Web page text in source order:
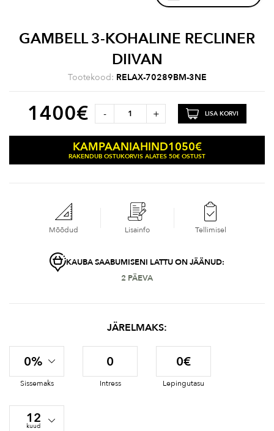
GAMBELL 3-KOHALINE RECLINER
DIIVAN
Tootekood: RELAX-70289BM-3NE
1400€ - + LISA KORVI
KAMPAANIAHIND1050€
RAKENDUB OSTUKORVIS ALATES 50€ OSTUST
Mõõdud Lisainfo Tellimisel
KAUBA SAABUMISENI LATTU ON JÄÄNUD:
2 PÄEVA
JÄRELMAKS:
0%
Sissemaks
0
Intress
0€
Lepingutasu
12
kuud